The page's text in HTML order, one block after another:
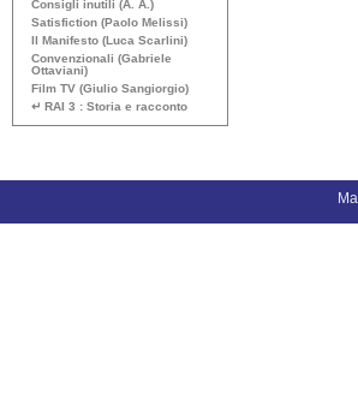
Consigli inutili (A. A.)
Satisfiction (Paolo Melissi)
Il Manifesto (Luca Scarlini)
Convenzionali (Gabriele
Ottaviani)
Film TV (Giulio Sangiorgio)
↵ RAI 3 : Storia e racconto